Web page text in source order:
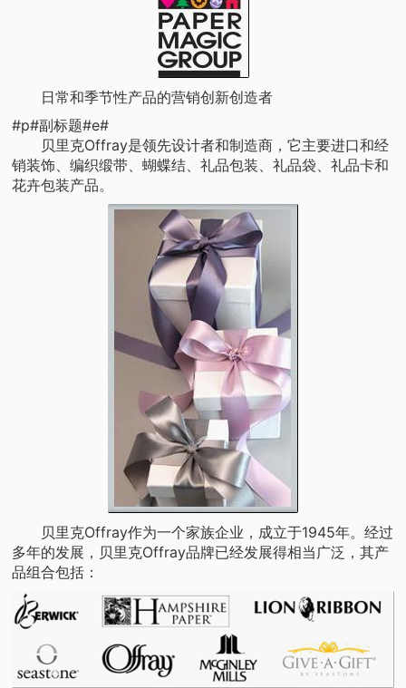
日常和季节性产品的营销创新创造者
#p#副标题#e#
贝里克Offray是领先设计者和制造商，它主要进口和经
销装饰、编织缎带、蝴蝶结、礼品包装、礼品袋、礼品卡和
花卉包装产品。
贝里克Offray作为一个家族企业，成立于1945年。经过
多年的发展，贝里克Offray品牌已经发展得相当广泛，其产
品组合包括：